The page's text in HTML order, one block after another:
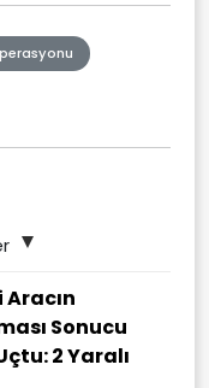
Sonucu
2 Yaralı